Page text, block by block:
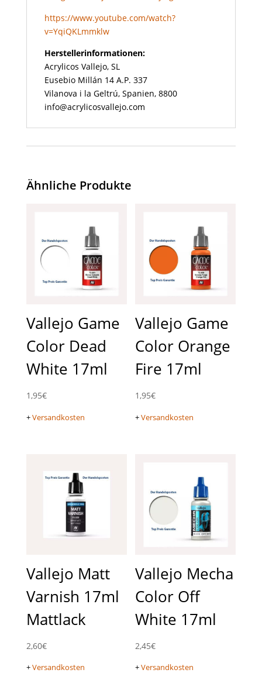
https://www.youtube.com/watch?
v=YqiQKLmmklw
Herstellerinformationen:
Acrylicos Vallejo, SL
Eusebio Millán 14 A.P. 337
Vilanova i la Geltrú, Spanien, 8800
info@acrylicosvallejo.com
Ähnliche Produkte
Vallejo Game
Color Dead
White 17ml
1,95€
+Versandkosten
Vallejo Game
Color Orange
Fire 17ml
1,95€
+Versandkosten
Vallejo Matt
Varnish 17ml
Mattlack
2,60€
+Versandkosten
Vallejo Mecha
Color Off
White 17ml
2,45€
+Versandkosten